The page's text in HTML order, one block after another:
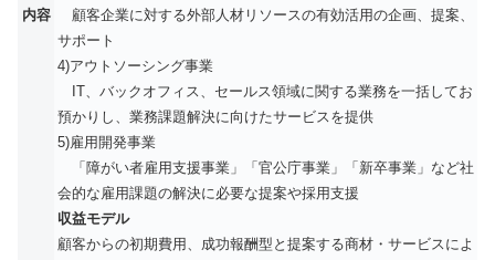
内容
顧客企業に対する外部人材リソースの有効活用の企画、提案、
サポート
4)アウトソーシング事業
IT、バックオフィス、セールス領域に関する業務を一括してお
預かりし、業務課題解決に向けたサービスを提供
5)雇用開発事業
「障がい者雇用支援事業」「官公庁事業」「新卒事業」など社
会的な雇用課題の解決に必要な提案や採用支援
収益モデル
顧客からの初期費用、成功報酬型と提案する商材・サービスによ